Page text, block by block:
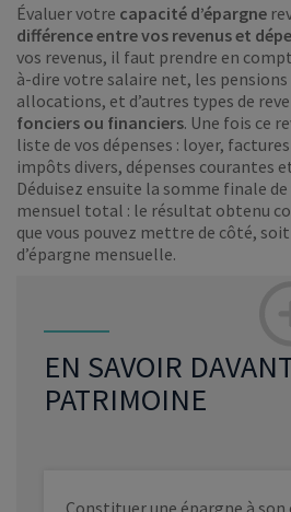
Évaluer votre capacité d’épargne
différence entre vos revenus et
vos revenus, il faut prendre en
à-dire votre salaire net, les
allocations, et d’autres types de
fonciers ou financiers. Une fois ce
liste de vos dépenses : loyer,
impôts divers, dépenses courantes
Déduisez ensuite la somme finale
mensuel total : le résultat obtenu
que vous pouvez mettre de côté,
d’épargne mensuelle.
EN SAVOIR
PATRIMOINE
Constituer une épargne à